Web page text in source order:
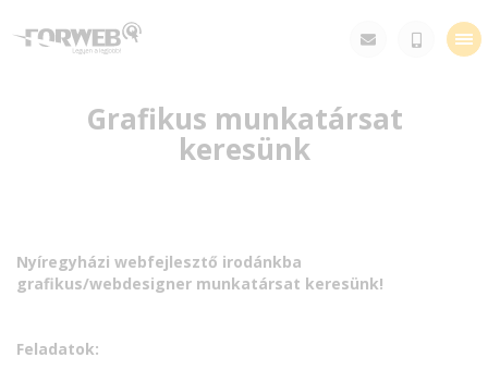
Grafikus munkatársat
keresünk
Nyíregyházi webfejlesztő irodánkba
grafikus/webdesigner munkatársat keresünk!
Feladatok: